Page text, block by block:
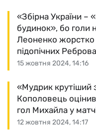
15 жовтня 2024, 14:16
«Збірна України –
будинок», бо голи
Леоненко жорстко
підопічних
12 жовтня 2024, 14:17
«Мудрик крутіший
Кополовець
гол Михайла у